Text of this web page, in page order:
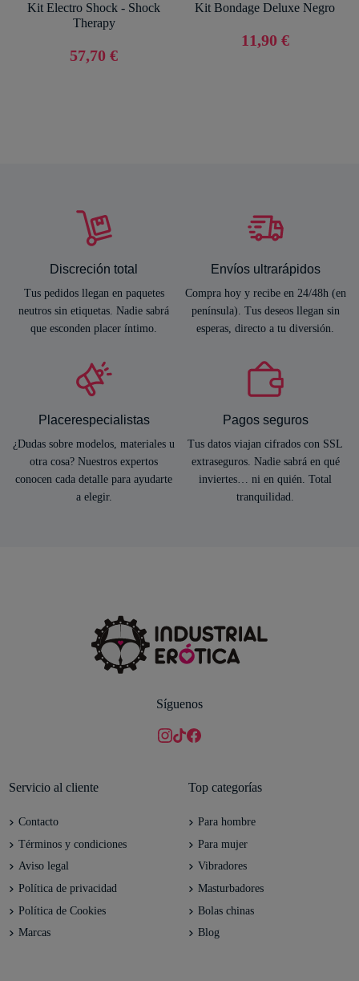
Kit Electro Shock - Shock
Therapy
57,70 €
Kit Bondage Deluxe Negro
11,90 €
Discreción total
Tus pedidos llegan en paquetes
neutros sin etiquetas. Nadie sabrá
que esconden placer íntimo.
Envíos ultrarápidos
Compra hoy y recibe en 24/48h (en
península). Tus deseos llegan sin
esperas, directo a tu diversión.
Placerespecialistas
¿Dudas sobre modelos, materiales u
otra cosa? Nuestros expertos
conocen cada detalle para ayudarte
a elegir.
Pagos seguros
Tus datos viajan cifrados con SSL
extraseguros. Nadie sabrá en qué
inviertes… ni en quién. Total
tranquilidad.
Síguenos
Servicio al cliente
Contacto
Términos y condiciones
Aviso legal
Política de privacidad
Política de Cookies
Marcas
Top categorías
Para hombre
Para mujer
Vibradores
Masturbadores
Bolas chinas
Blog